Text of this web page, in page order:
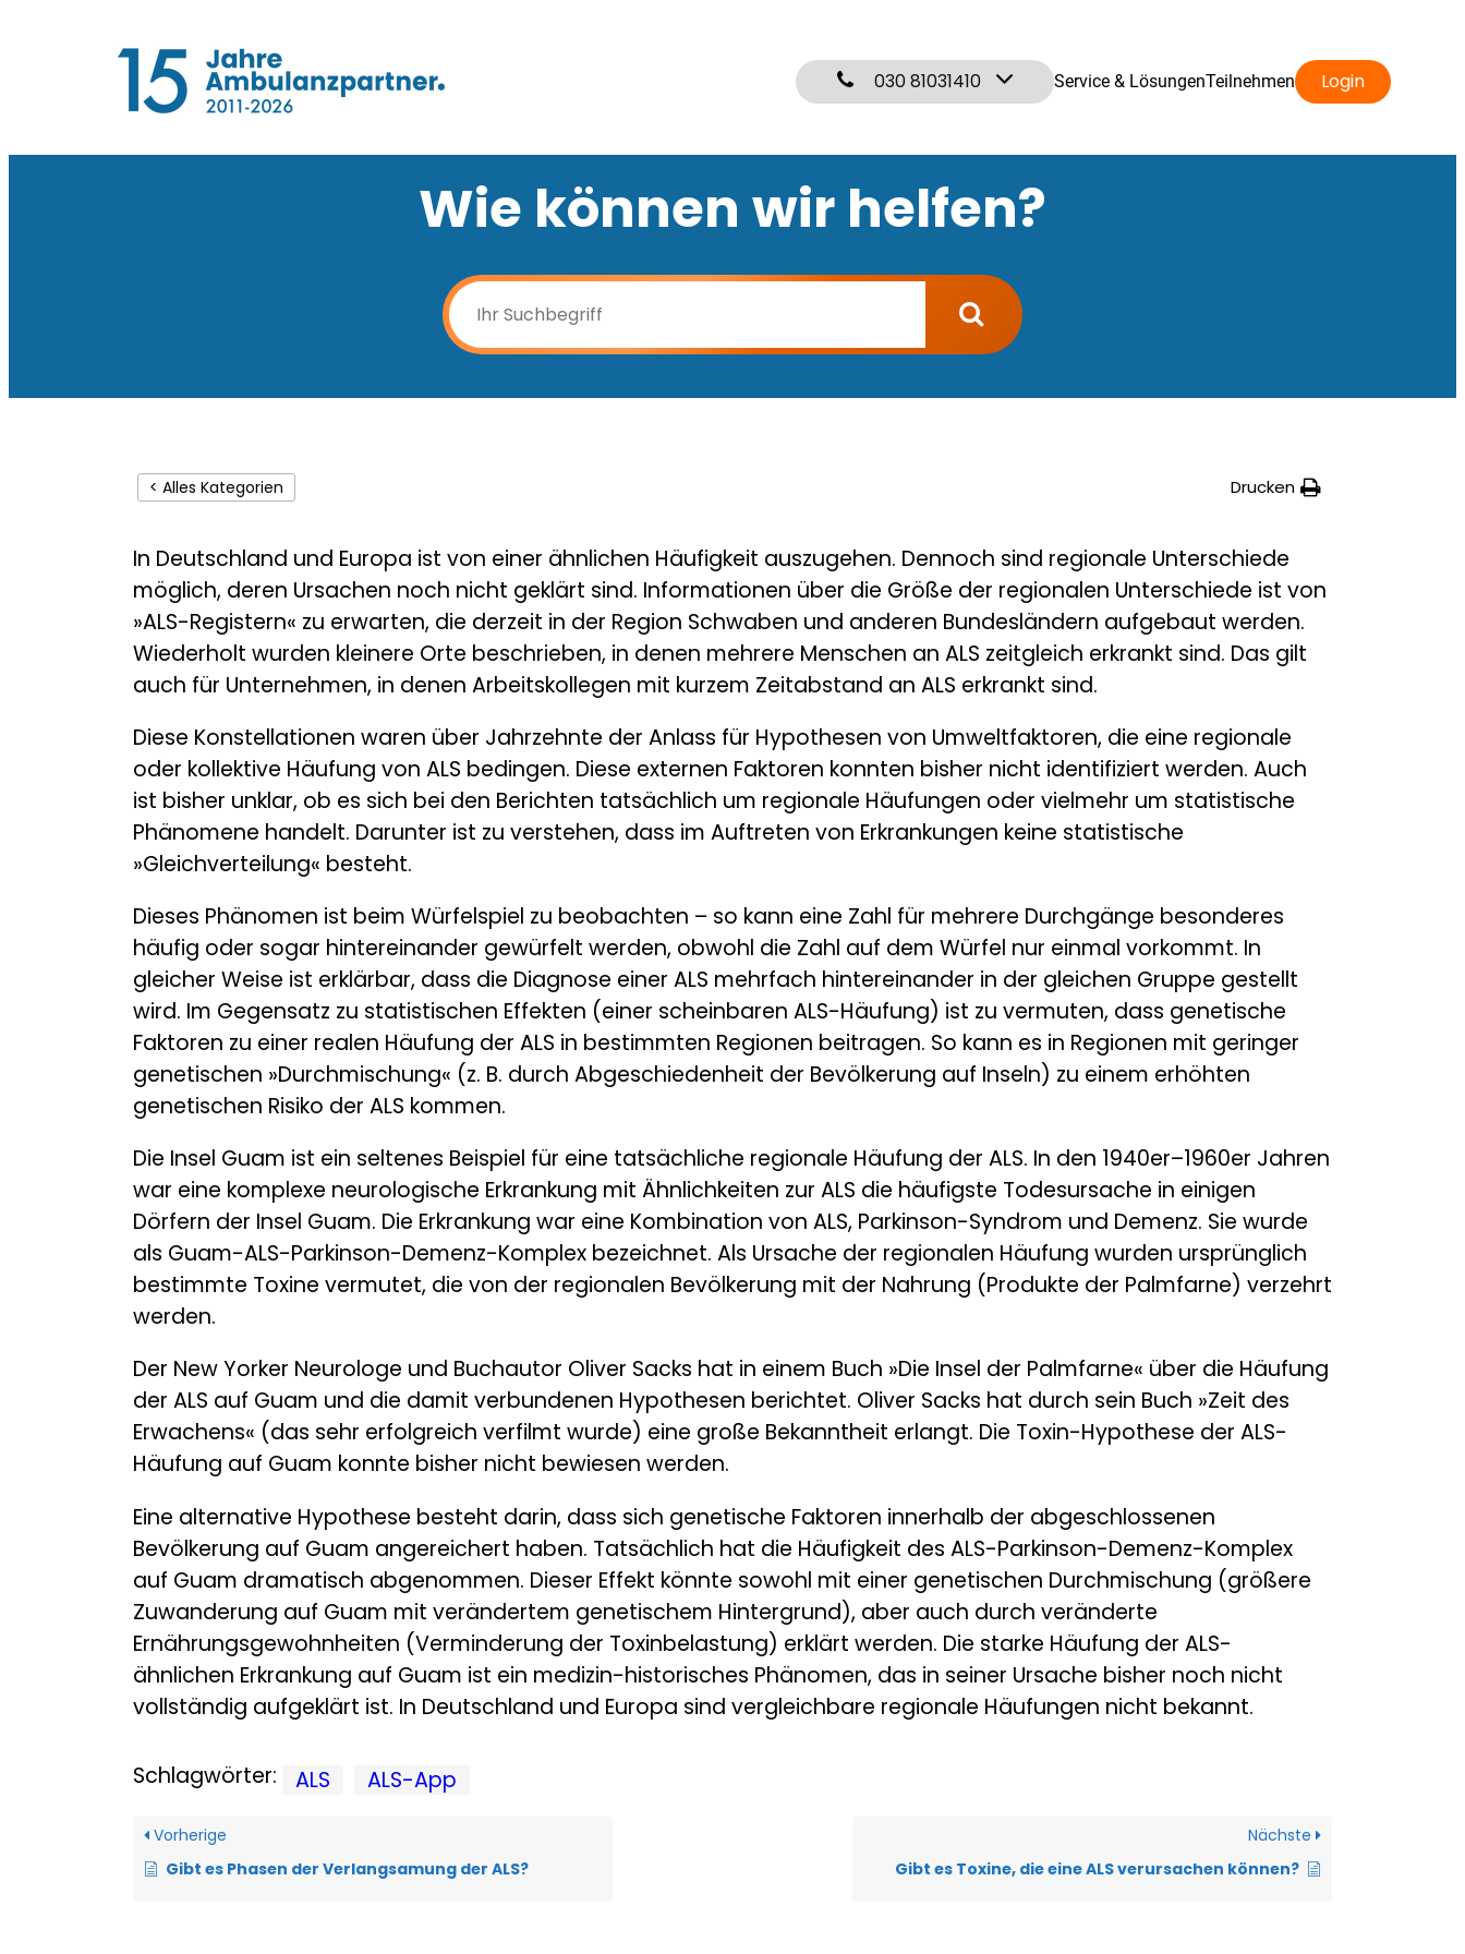
030 81031410 Service & LösungenTeilnehmen Login
Wie können wir helfen?
< Alles Kategorien Drucken
In Deutschland und Europa ist von einer ähnlichen Häufigkeit auszugehen. Dennoch sind regionale Unterschiede
möglich, deren Ursachen noch nicht geklärt sind. Informationen über die Größe der regionalen Unterschiede ist von
»ALS-Registern« zu erwarten, die derzeit in der Region Schwaben und anderen Bundesländern aufgebaut werden.
Wiederholt wurden kleinere Orte beschrieben, in denen mehrere Menschen an ALS zeitgleich erkrankt sind. Das gilt
auch für Unternehmen, in denen Arbeitskollegen mit kurzem Zeitabstand an ALS erkrankt sind.
Diese Konstellationen waren über Jahrzehnte der Anlass für Hypothesen von Umweltfaktoren, die eine regionale
oder kollektive Häufung von ALS bedingen. Diese externen Faktoren konnten bisher nicht identifiziert werden. Auch
ist bisher unklar, ob es sich bei den Berichten tatsächlich um regionale Häufungen oder vielmehr um statistische
Phänomene handelt. Darunter ist zu verstehen, dass im Auftreten von Erkrankungen keine statistische
»Gleichverteilung« besteht.
Dieses Phänomen ist beim Würfelspiel zu beobachten – so kann eine Zahl für mehrere Durchgänge besonderes
häufig oder sogar hintereinander gewürfelt werden, obwohl die Zahl auf dem Würfel nur einmal vorkommt. In
gleicher Weise ist erklärbar, dass die Diagnose einer ALS mehrfach hintereinander in der gleichen Gruppe gestellt
wird. Im Gegensatz zu statistischen Effekten (einer scheinbaren ALS-Häufung) ist zu vermuten, dass genetische
Faktoren zu einer realen Häufung der ALS in bestimmten Regionen beitragen. So kann es in Regionen mit geringer
genetischen »Durchmischung« (z. B. durch Abgeschiedenheit der Bevölkerung auf Inseln) zu einem erhöhten
genetischen Risiko der ALS kommen.
Die Insel Guam ist ein seltenes Beispiel für eine tatsächliche regionale Häufung der ALS. In den 1940er–1960er Jahren
war eine komplexe neurologische Erkrankung mit Ähnlichkeiten zur ALS die häufigste Todesursache in einigen
Dörfern der Insel Guam. Die Erkrankung war eine Kombination von ALS, Parkinson-Syndrom und Demenz. Sie wurde
als Guam-ALS-Parkinson-Demenz-Komplex bezeichnet. Als Ursache der regionalen Häufung wurden ursprünglich
bestimmte Toxine vermutet, die von der regionalen Bevölkerung mit der Nahrung (Produkte der Palmfarne) verzehrt
werden.
Der New Yorker Neurologe und Buchautor Oliver Sacks hat in einem Buch »Die Insel der Palmfarne« über die Häufung
der ALS auf Guam und die damit verbundenen Hypothesen berichtet. Oliver Sacks hat durch sein Buch »Zeit des
Erwachens« (das sehr erfolgreich verfilmt wurde) eine große Bekanntheit erlangt. Die Toxin-Hypothese der ALS-
Häufung auf Guam konnte bisher nicht bewiesen werden.
Eine alternative Hypothese besteht darin, dass sich genetische Faktoren innerhalb der abgeschlossenen
Bevölkerung auf Guam angereichert haben. Tatsächlich hat die Häufigkeit des ALS-Parkinson-Demenz-Komplex
auf Guam dramatisch abgenommen. Dieser Effekt könnte sowohl mit einer genetischen Durchmischung (größere
Zuwanderung auf Guam mit verändertem genetischem Hintergrund), aber auch durch veränderte
Ernährungsgewohnheiten (Verminderung der Toxinbelastung) erklärt werden. Die starke Häufung der ALS-
ähnlichen Erkrankung auf Guam ist ein medizin-historisches Phänomen, das in seiner Ursache bisher noch nicht
vollständig aufgeklärt ist. In Deutschland und Europa sind vergleichbare regionale Häufungen nicht bekannt.
Schlagwörter: ALS ALS-App
Vorherige
Gibt es Phasen der Verlangsamung der ALS?
Nächste
Gibt es Toxine, die eine ALS verursachen können?